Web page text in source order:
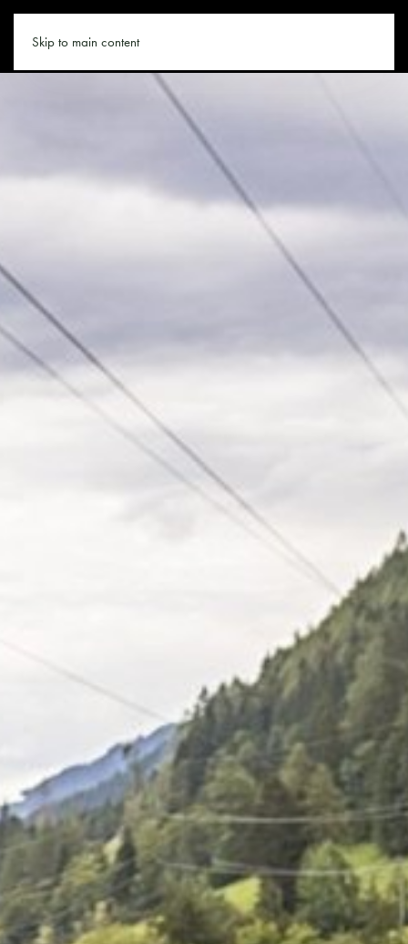
Skip to main content
SALZBURGER-LAND.CO